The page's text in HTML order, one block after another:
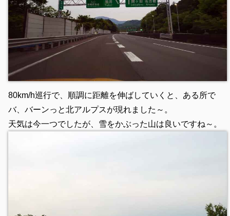
80km/h巡行で、順調に距離を伸ばしていくと、ある所で
バ、バーンっと北アルプスが現れました～。
天気は今一つでしたが、雪をかぶった山は良いですね～。